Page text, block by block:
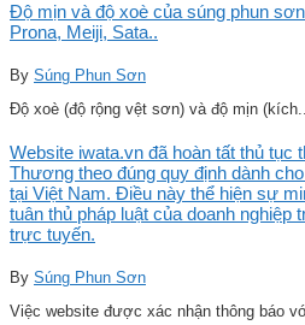
Độ mịn và độ xoè của súng phun
Prona, Meiji, Sata..
By Súng Phun Sơn
Độ xoè (độ rộng vệt sơn) và độ mịn
Website iwata.vn đã hoàn tất thủ tục
Thương theo đúng quy định dành
tại Việt Nam. Điều này thể hiện sự
tuân thủ pháp luật của doanh nghiệp
trực tuyến.
By Súng Phun Sơn
Việc website được xác nhận thông báo